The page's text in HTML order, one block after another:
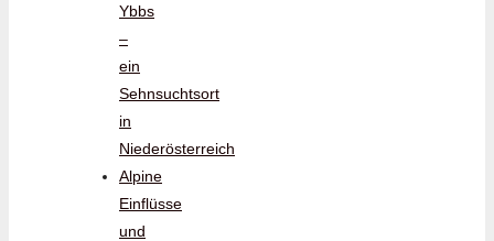
Ybbs
–
ein
Sehnsuchtsort
in
Niederösterreich
Alpine
Einflüsse
und